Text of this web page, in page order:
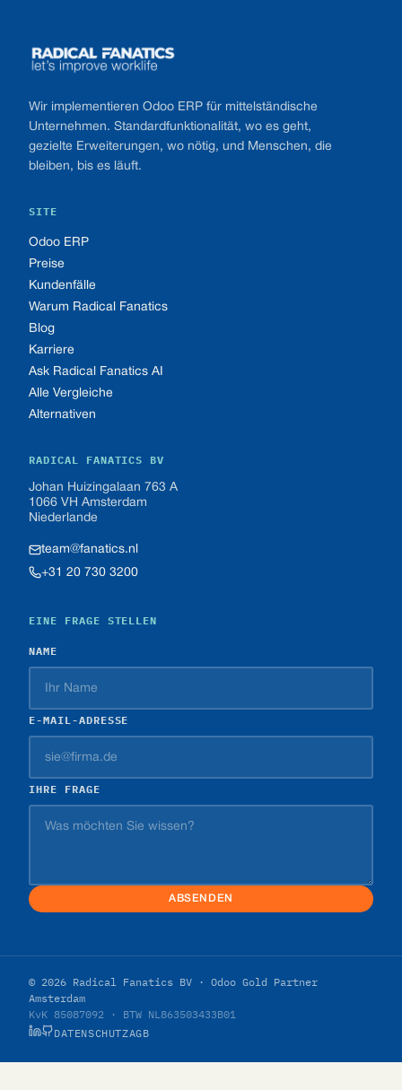
Wir implementieren Odoo ERP für mittelständische
Unternehmen. Standardfunktionalität, wo es geht,
gezielte Erweiterungen, wo nötig, und Menschen, die
bleiben, bis es läuft.
SITE
Odoo ERP
Preise
Kundenfälle
Warum Radical Fanatics
Blog
Karriere
Ask Radical Fanatics AI
Alle Vergleiche
Alternativen
RADICAL FANATICS BV
Johan Huizingalaan 763 A
1066 VH Amsterdam
Niederlande
team@fanatics.nl
+31 20 730 3200
EINE FRAGE STELLEN
NAME
E-MAIL-ADRESSE
IHRE FRAGE
ABSENDEN
© 2026 Radical Fanatics BV · Odoo Gold Partner
Amsterdam
KvK 85087092 · BTW NL863503433B01
DATENSCHUTZAGB